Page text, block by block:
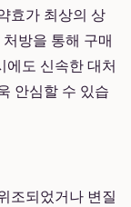
효가 최상의 상
방을 통해 구매
에도 신속한 대처
안심할 수 있습
조되었거나 변질